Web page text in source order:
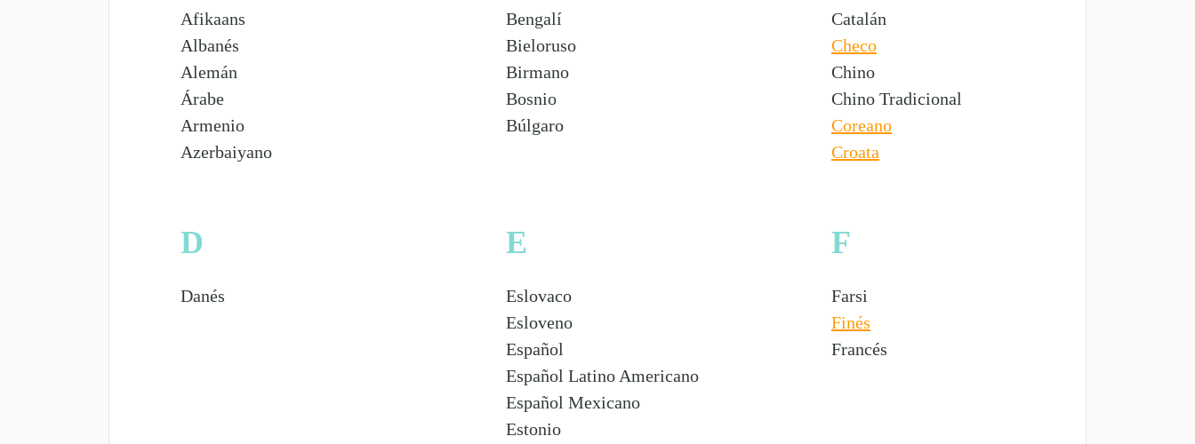
Afikaans
Albanés
Alemán
Árabe
Armenio
Azerbaiyano
Bengalí
Bieloruso
Birmano
Bosnio
Búlgaro
Catalán
Checo
Chino
Chino Tradicional
Coreano
Croata
D
Danés
E
Eslovaco
Esloveno
Español
Español Latino Americano
Español Mexicano
Estonio
F
Farsi
Finés
Francés